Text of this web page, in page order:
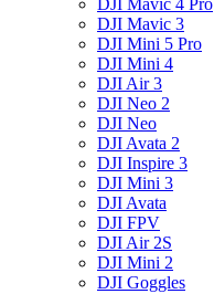
DJI Mavic 4 Pro
DJI Mavic 3
DJI Mini 5 Pro
DJI Mini 4
DJI Air 3
DJI Neo 2
DJI Neo
DJI Avata 2
DJI Inspire 3
DJI Mini 3
DJI Avata
DJI FPV
DJI Air 2S
DJI Mini 2
DJI Goggles